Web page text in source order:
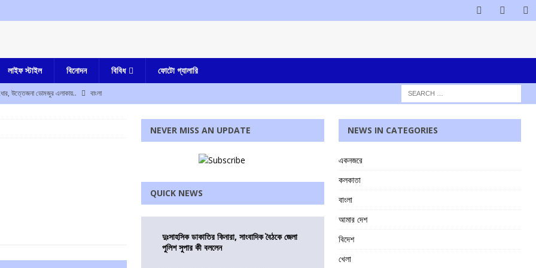
লাইফ স্টাইল বিনোদন বিবিধ ফোটো গ্যালারি
উত্তেজনা ডোমজুর এলাকায়..
বাংলা
পুলিশ সুপার কী বললেন
নির্দেশ আদালতের
NEVER MISS AN UPDATE
QUICK NEWS
দুঃসাহসিক ডাকাতির কিনারা, সাংবাদিক বৈঠকে জেলা
পুলিশ সুপার কী বললেন
NEWS IN CATEGORIES
একনজরে
কলকাতা
বাংলা
আমার দেশ
বিদেশ
খেলা